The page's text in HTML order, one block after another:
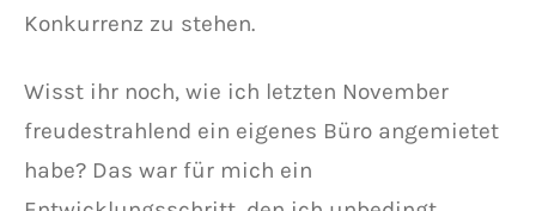
Konkurrenz zu stehen.
Wisst ihr noch, wie ich letzten November
freudestrahlend ein eigenes Büro angemietet
habe? Das war für mich ein